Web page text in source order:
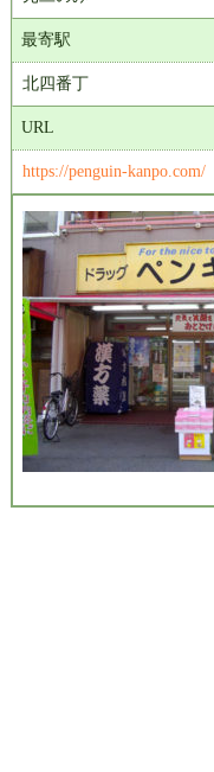
最寄駅
北四番丁
URL
https://penguin-kanpo.com/